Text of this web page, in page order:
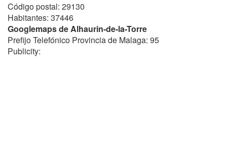
Código postal: 29130
Habitantes: 37446
Googlemaps de Alhaurin-de-la-Torre
Prefijo Telefónico Provincia de Malaga: 95
Publicity: